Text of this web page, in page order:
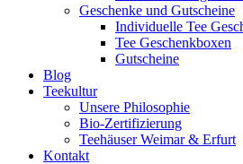
Geschenke und Gutscheine
Individuelle Tee
Tee Geschenkboxen
Gutscheine
Blog
Teekultur
Unsere Philosophie
Bio-Zertifizierung
Teehäuser Weimar & Erfurt
Kontakt